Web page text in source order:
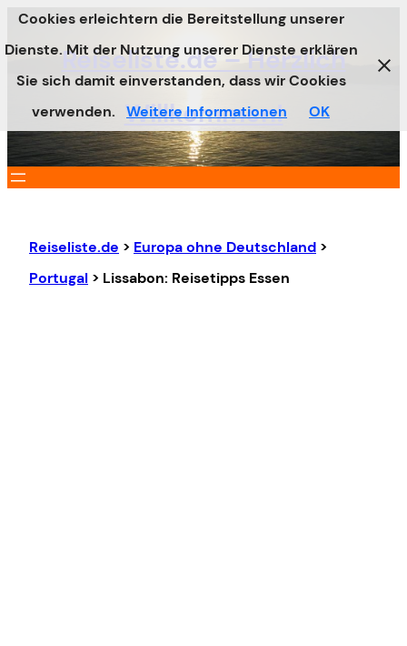
Zum
Inhalt
springen
Reiseliste.de – Herzlich
Willkommen!
Reiseliste.de > Europa ohne Deutschland >
Portugal > Lissabon: Reisetipps Essen
Cookies erleichtern die Bereitstellung unserer
Dienste. Mit der Nutzung unserer Dienste erklären
Sie sich damit einverstanden, dass wir Cookies
verwenden.
Weitere Informationen OK